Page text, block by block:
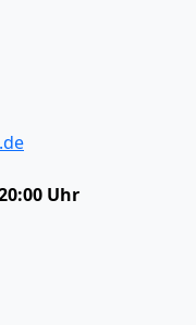
Uhr